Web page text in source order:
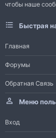
чтобы наше
Быстрая
Главная
Форумы
Обратная Связь
Меню
Вход